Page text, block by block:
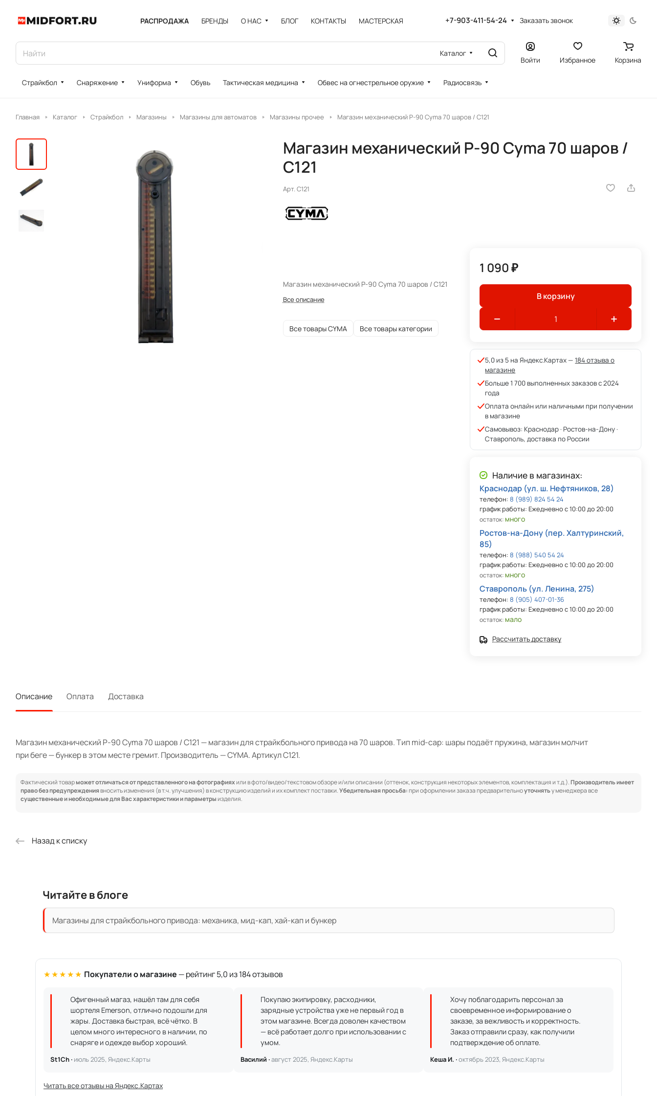
РАСПРОДАЖА БРЕНДЫ О НАС БЛОГ КОНТАКТЫ МАСТЕРСКАЯ +7-903-411-54-24 Заказать звонок
Каталог
Войти Избранное Корзина
Страйкбол Снаряжение Униформа Обувь Тактическая медицина Обвес на огнестрельное оружие Радиосвязь
Главная Каталог Страйкбол Магазины Магазины для автоматов Магазины прочее Магазин механический P-90 Cyma 70 шаров / C121
Магазин механический P-90 Cyma 70 шаров /
C121
Арт.C121
Магазин механический P-90 Cyma 70 шаров / C121
Все описание
Все товары CYMA Все товары категории
1 090 ₽
В корзину
5,0 из 5 на Яндекс.Картах —184 отзыва о
магазине
Больше 1 700 выполненных заказов с 2024
года
Оплата онлайн или наличными при получении
в магазине
Самовывоз: Краснодар · Ростов-на-Дону ·
Ставрополь, доставка по России
Наличие в магазинах:
Краснодар (ул. ш. Нефтяников, 28)
телефон:8 (989) 824 54 24
график работы: Ежедневно с 10:00 до 20:00
остаток: много
Ростов-на-Дону (пер. Халтуринский,
85)
телефон:8 (988) 540 54 24
график работы: Ежедневно с 10:00 до 20:00
остаток: много
Ставрополь (ул. Ленина, 275)
телефон:8 (905) 407-01-36
график работы: Ежедневно с 10:00 до 20:00
остаток: мало
Рассчитать доставку
Описание Оплата Доставка
Магазин механический P-90 Cyma 70 шаров / C121 — магазин для страйкбольного привода на 70 шаров. Тип mid-cap: шары подаёт пружина, магазин молчит
при беге — бункер в этом месте гремит. Производитель — CYMA. Артикул C121.
Фактический товарможет отличаться от представленного на фотографияхили в фото/видео/текстовом обзоре и/или описании (оттенок, конструкция некоторых элементов, комплектация и т.д.). Производитель имеет
право без предупреждениявносить изменения (в т.ч. улучшения) в конструкцию изделий и их комплект поставки.Убедительная просьба:при оформлении заказа предварительноуточнятьу менеджера все
существенные и необходимые для Вас характеристики и параметрыизделия.
Назад к списку
Читайте в блоге
Магазины для страйкбольного привода: механика, мид-кап, хай-кап и бункер
★★★★★ Покупатели о магазине — рейтинг 5,0 из 184 отзывов
Офигенный магаз, нашёл там для себя
шортеля Emerson, отлично подошли для
жары. Доставка быстрая, всё чётко. В
целом много интересного в наличии, по
снаряге и одежде выбор хороший.
St1Ch · июль 2025, Яндекс.Карты
Покупаю экипировку, расходники,
зарядные устройства уже не первый год в
этом магазине. Всегда доволен качеством
— всё работает долго при использовании с
умом.
Василий ·август 2025, Яндекс.Карты
Хочу поблагодарить персонал за
своевременное информирование о
заказе, за вежливость и корректность.
Заказ отправили сразу, как получили
подтверждение об оплате.
Кеша И. ·октябрь 2023, Яндекс.Карты
Читать все отзывы на Яндекс.Картах